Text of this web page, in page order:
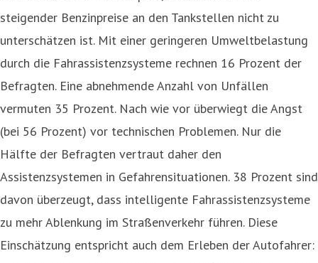
steigender Benzinpreise an den Tankstellen nicht zu
unterschätzen ist. Mit einer geringeren Umweltbelastung
durch die Fahrassistenzsysteme rechnen 16 Prozent der
Befragten. Eine abnehmende Anzahl von Unfällen
vermuten 35 Prozent. Nach wie vor überwiegt die Angst
(bei 56 Prozent) vor technischen Problemen. Nur die
Hälfte der Befragten vertraut daher den
Assistenzsystemen in Gefahrensituationen. 38 Prozent sind
davon überzeugt, dass intelligente Fahrassistenzsysteme
zu mehr Ablenkung im Straßenverkehr führen. Diese
Einschätzung entspricht auch dem Erleben der Autofahrer: